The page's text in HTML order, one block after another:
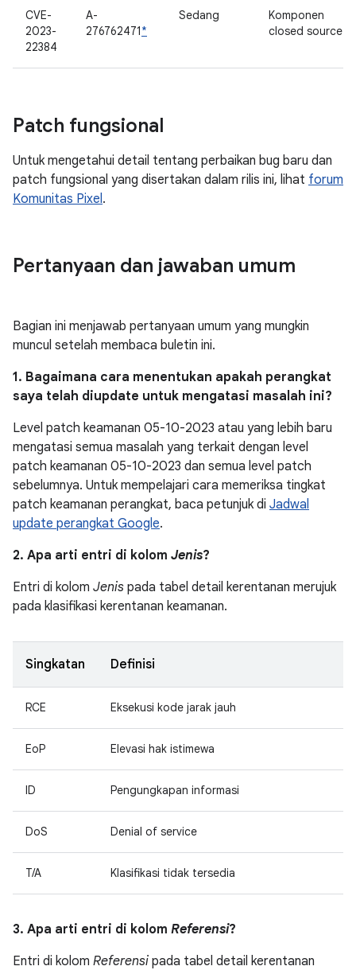
CVE-
2023-
22384
A-
276762471*
Sedang
Komponen
closed source
Patch fungsional
Untuk mengetahui detail tentang perbaikan bug baru dan
patch fungsional yang disertakan dalam rilis ini, lihat forum
Komunitas Pixel.
Pertanyaan dan jawaban umum
Bagian ini menjawab pertanyaan umum yang mungkin
muncul setelah membaca buletin ini.
1. Bagaimana cara menentukan apakah perangkat
saya telah diupdate untuk mengatasi masalah ini?
Level patch keamanan 05-10-2023 atau yang lebih baru
mengatasi semua masalah yang terkait dengan level
patch keamanan 05-10-2023 dan semua level patch
sebelumnya. Untuk mempelajari cara memeriksa tingkat
patch keamanan perangkat, baca petunjuk di Jadwal
update perangkat Google.
2. Apa arti entri di kolom Jenis?
Entri di kolom Jenis pada tabel detail kerentanan merujuk
pada klasifikasi kerentanan keamanan.
Singkatan Definisi
RCE Eksekusi kode jarak jauh
EoP Elevasi hak istimewa
ID Pengungkapan informasi
DoS Denial of service
T/A Klasifikasi tidak tersedia
3. Apa arti entri di kolom Referensi?
Entri di kolom Referensi pada tabel detail kerentanan